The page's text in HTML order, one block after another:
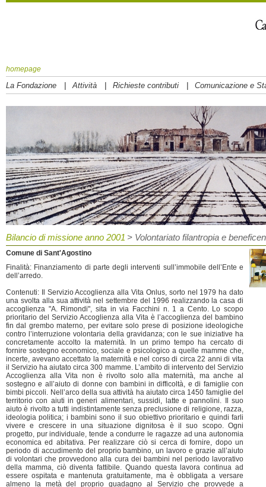
homepage
La Fondazione | Attività | Richieste contributi | Comunicazione e
Bilancio di missione anno 2001 > Volontariato filantropia e
Comune di Sant'Agostino
Finalità: Finanziamento di parte degli interventi sull’immobile dell’Ente e
dell’arredo.
Contenuti: Il Servizio Accoglienza alla Vita Onlus, sorto nel 1979 ha dato
una svolta alla sua attività nel settembre del 1996 realizzando la casa di
accoglienza "A. Rimondi", sita in via Facchini n. 1 a Cento. Lo scopo
prioritario del Servizio Accoglienza alla Vita è l’accoglienza del bambino
fin dal grembo materno, per evitare solo prese di posizione ideologiche
contro l’interruzione volontaria della gravidanza; con le sue iniziative ha
concretamente accolto la maternità. In un primo tempo ha cercato di
fornire sostegno economico, sociale e psicologico a quelle mamme che,
incerte, avevano accettato la maternità e nel corso di circa 22 anni di vita
il Servizio ha aiutato circa 300 mamme. L’ambito di intervento del Servizio
Accoglienza alla Vita non è rivolto solo alla maternità, ma anche al
sostegno e all’aiuto di donne con bambini in difficoltà, e di famiglie con
bimbi piccoli. Nell’arco della sua attività ha aiutato circa 1450 famiglie del
territorio con aiuti in generi alimentari, sussidi, latte e pannolini. Il suo
aiuto è rivolto a tutti indistintamente senza preclusione di religione, razza,
ideologia politica; i bambini sono il suo obiettivo prioritario e quindi farli
vivere e crescere in una situazione dignitosa è il suo scopo. Ogni
progetto, pur individuale, tende a condurre le ragazze ad una autonomia
economica ed abitativa. Per realizzare ciò si cerca di fornire, dopo un
periodo di accudimento del proprio bambino, un lavoro e grazie all’aiuto
di volontari che provvedono alla cura dei bambini nel periodo lavorativo
della mamma, ciò diventa fattibile. Quando questa lavora continua ad
essere ospitata e mantenuta gratuitamente, ma è obbligata a versare
almeno la metà del proprio guadagno al Servizio che provvede a